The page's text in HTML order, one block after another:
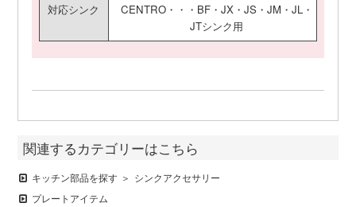
対応シンク
CENTRO・・・BF・JX・JS・JM・JL・
JTシンク用
関連するカテゴリーはこちら
キッチン部品を探す
シンクアクセサリー
プレートアイテム